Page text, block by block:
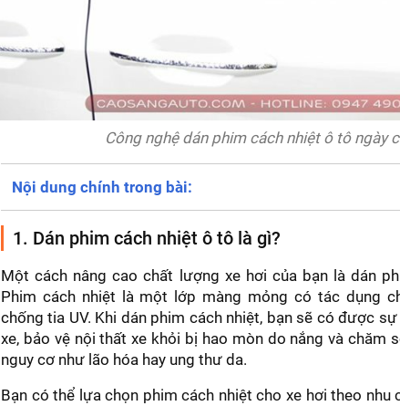
Công nghệ dán phim cách nhiệt ô tô ngày
Nội dung chính trong bài:
1. Dán phim cách nhiệt ô tô là gì?
Một cách nâng cao chất lượng xe hơi của bạn là dán
Phim cách nhiệt là một lớp màng mỏng có tác dụng
chống tia UV. Khi dán phim cách nhiệt, bạn sẽ có được
xe, bảo vệ nội thất xe khỏi bị hao mòn do nắng và chăm
nguy cơ như lão hóa hay ung thư da.
Bạn có thể lựa chọn phim cách nhiệt cho xe hơi theo nhu